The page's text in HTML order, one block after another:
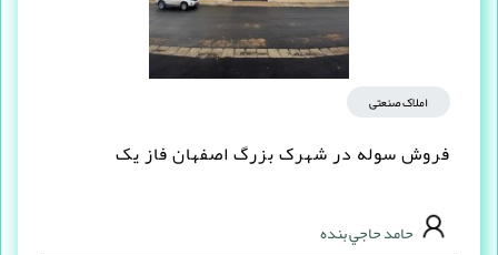
املاک صنعتی
فروش سوله در شهرک بزرگ اصفهان فاز یک
حامد حاجي بنده